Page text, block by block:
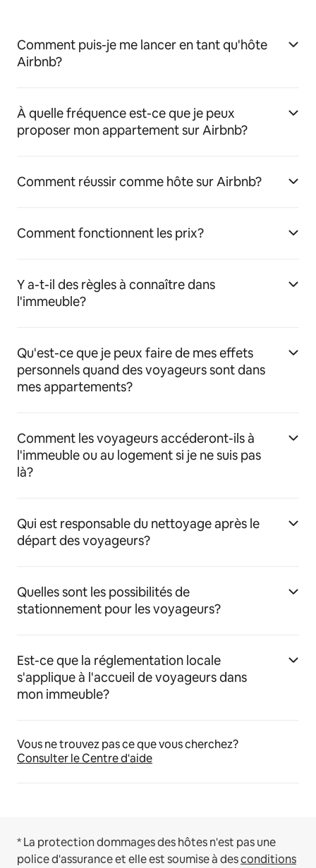
Comment puis-je me lancer en tant qu'hôte
Airbnb?
À quelle fréquence est-ce que je peux
proposer mon appartement sur Airbnb?
Comment réussir comme hôte sur Airbnb?
Comment fonctionnent les prix?
Y a-t-il des règles à connaître dans
l'immeuble?
Qu'est-ce que je peux faire de mes effets
personnels quand des voyageurs sont dans
mes appartements?
Comment les voyageurs accéderont-ils à
l'immeuble ou au logement si je ne suis pas
là?
Qui est responsable du nettoyage après le
départ des voyageurs?
Quelles sont les possibilités de
stationnement pour les voyageurs?
Est-ce que la réglementation locale
s'applique à l'accueil de voyageurs dans
mon immeuble?
Vous ne trouvez pas ce que vous cherchez?
Consulter le Centre d'aide
* La protection dommages des hôtes n'est pas une
police d'assurance et elle est soumise à desconditions